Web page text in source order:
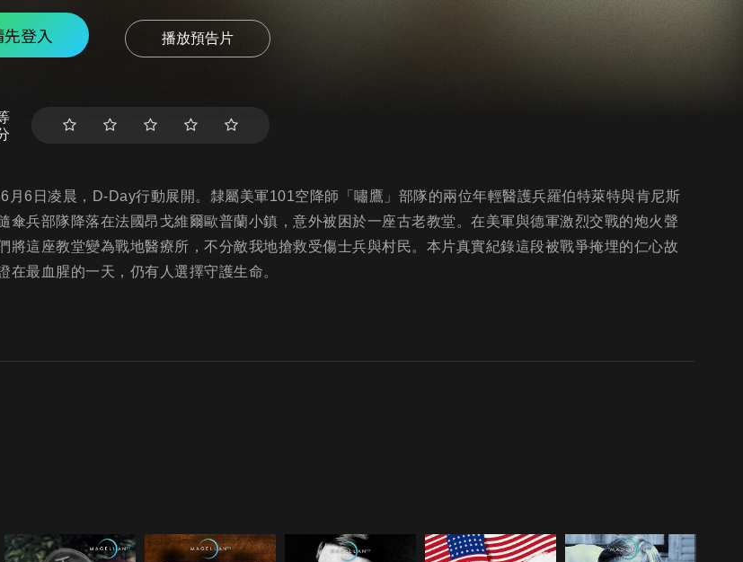
先登入 播放預告片
月6日凌晨，D-Day行動展開。隸屬美軍101空降師「嘯鷹」部隊的兩位年輕醫護兵羅伯特萊特與肯尼斯
傘兵部隊降落在法國昂戈維爾歐普蘭小鎮，意外被困於一座古老教堂。在美軍與德軍激烈交戰的炮火聲
將這座教堂變為戰地醫療所，不分敵我地搶救受傷士兵與村民。本片真實紀錄這段被戰爭掩埋的仁心故
在最血腥的一天，仍有人選擇守護生命。